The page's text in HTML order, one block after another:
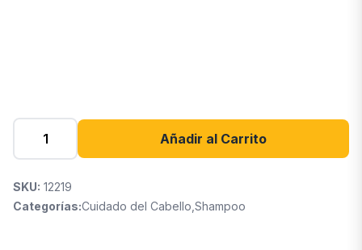
Añadir al Carrito
SKU: 12219
Categorías:Cuidado del Cabello Shampoo